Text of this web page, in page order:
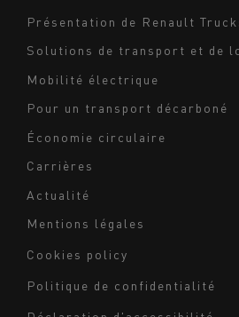
Navigation
footer
Présentation de Renault
Solutions de transport et de
Mobilité électrique
Pour un transport décarboné
Économie circulaire
Carrières
Actualité
bas
Mentions légales
Cookies policy
Politique de confidentialité